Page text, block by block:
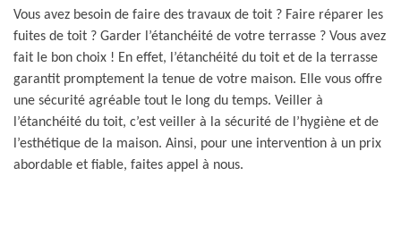
Vous avez besoin de faire des travaux de toit ? Faire réparer les
fuites de toit ? Garder l’étanchéité de votre terrasse ? Vous avez
fait le bon choix ! En effet, l’étanchéité du toit et de la terrasse
garantit promptement la tenue de votre maison. Elle vous offre
une sécurité agréable tout le long du temps. Veiller à
l’étanchéité du toit, c’est veiller à la sécurité de l’hygiène et de
l’esthétique de la maison. Ainsi, pour une intervention à un prix
abordable et fiable, faites appel à nous.